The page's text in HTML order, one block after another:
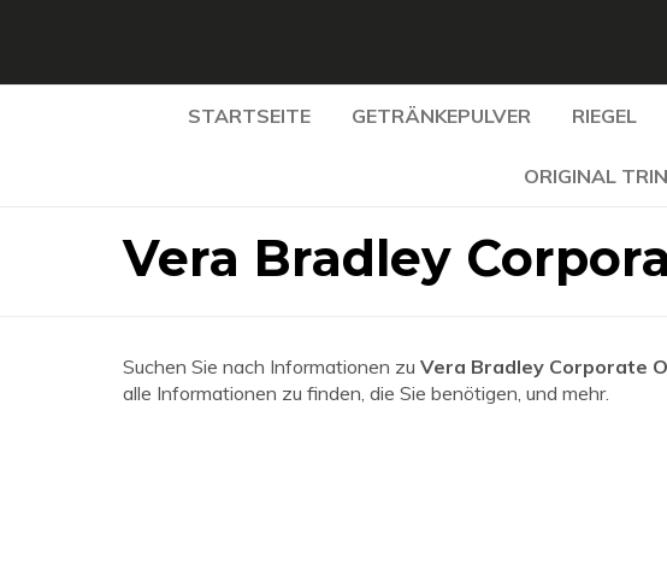
STARTSEITE GETRÄNKEPULVER RIEGEL
ORIGINAL
Vera Bradley
Suchen Sie nach Informationen zu Vera Bradley Corporate
alle Informationen zu finden, die Sie benötigen, und mehr.